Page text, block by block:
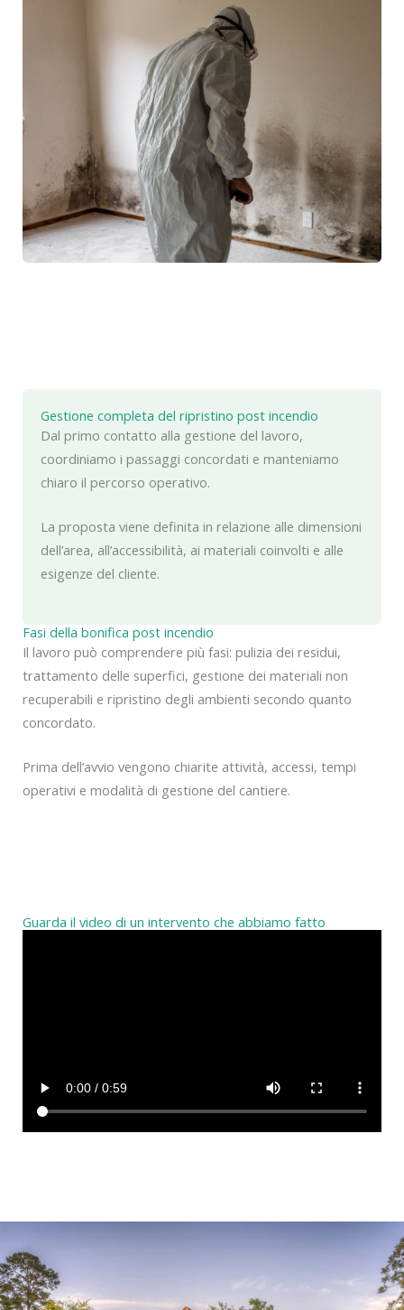
Fasi della bonifica post incendio
Il lavoro può comprendere più fasi: pulizia dei residui,
trattamento delle superfici, gestione dei materiali non
recuperabili e ripristino degli ambienti secondo quanto
concordato.
Prima dell’avvio vengono chiarite attività, accessi, tempi
operativi e modalità di gestione del cantiere.
Gestione completa del ripristino post incendio
Dal primo contatto alla gestione del lavoro,
coordiniamo i passaggi concordati e manteniamo
chiaro il percorso operativo.
La proposta viene definita in relazione alle dimensioni
dell’area, all’accessibilità, ai materiali coinvolti e alle
esigenze del cliente.
Guarda il video di un intervento che abbiamo fatto